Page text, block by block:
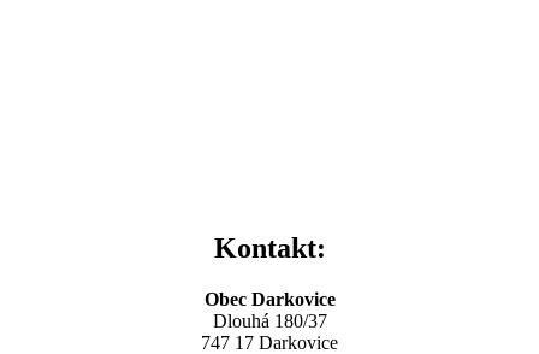
Kontakt:
Obec Darkovice
Dlouhá 180/37
747 17 Darkovice